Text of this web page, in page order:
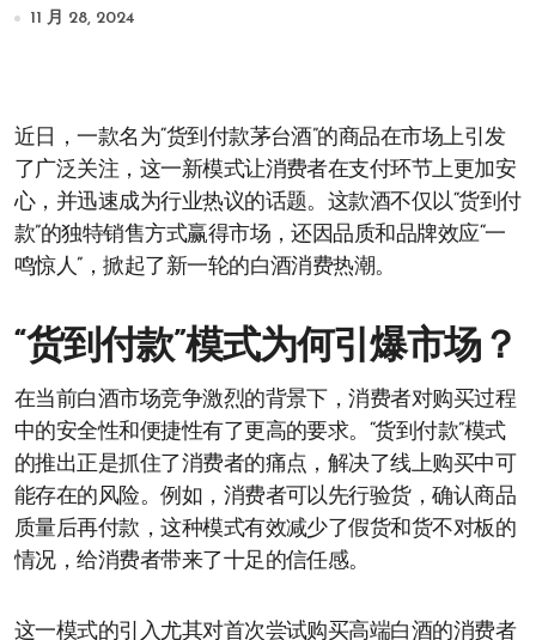
11 月 28, 2024
近日，一款名为“货到付款茅台酒”的商品在市场上引发
了广泛关注，这一新模式让消费者在支付环节上更加安
心，并迅速成为行业热议的话题。这款酒不仅以“货到付
款”的独特销售方式赢得市场，还因品质和品牌效应“一
鸣惊人”，掀起了新一轮的白酒消费热潮。
“货到付款”模式为何引爆市场？
在当前白酒市场竞争激烈的背景下，消费者对购买过程
中的安全性和便捷性有了更高的要求。“货到付款”模式
的推出正是抓住了消费者的痛点，解决了线上购买中可
能存在的风险。例如，消费者可以先行验货，确认商品
质量后再付款，这种模式有效减少了假货和货不对板的
情况，给消费者带来了十足的信任感。
这一模式的引入尤其对首次尝试购买高端白酒的消费者